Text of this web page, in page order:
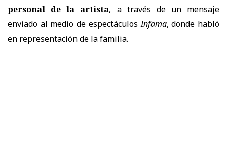
personal de la artista, a través de un mensaje
enviado al medio de espectáculosInfama, donde habló
en representación de la familia.